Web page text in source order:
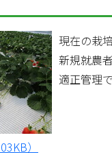
現在の栽
新規就農
適正管理
）